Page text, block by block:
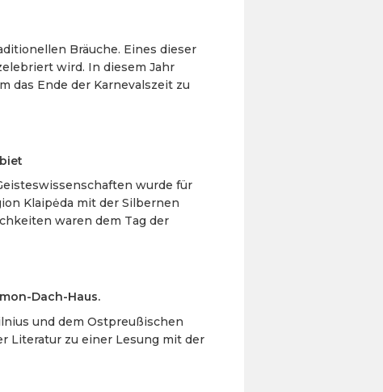
Bräuche. Eines dieser
wird. In diesem Jahr
das Ende der Karnevalszeit zu
wurde für
Klaipėda mit der Silbernen
waren dem Tag der
Dach-Haus.
und dem Ostpreußischen
Literatur zu einer Lesung mit der